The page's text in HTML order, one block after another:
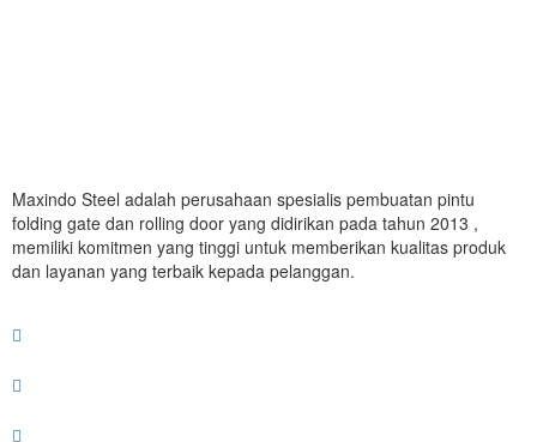
Maxindo Steel adalah perusahaan spesialis pembuatan pintu
folding gate dan rolling door yang didirikan pada tahun 2013 ,
memiliki komitmen yang tinggi untuk memberikan kualitas produk
dan layanan yang terbaik kepada pelanggan.